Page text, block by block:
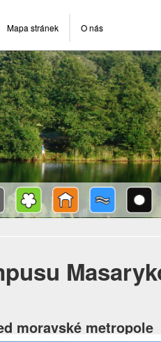
Mapa stránek O nás
moravské metropole